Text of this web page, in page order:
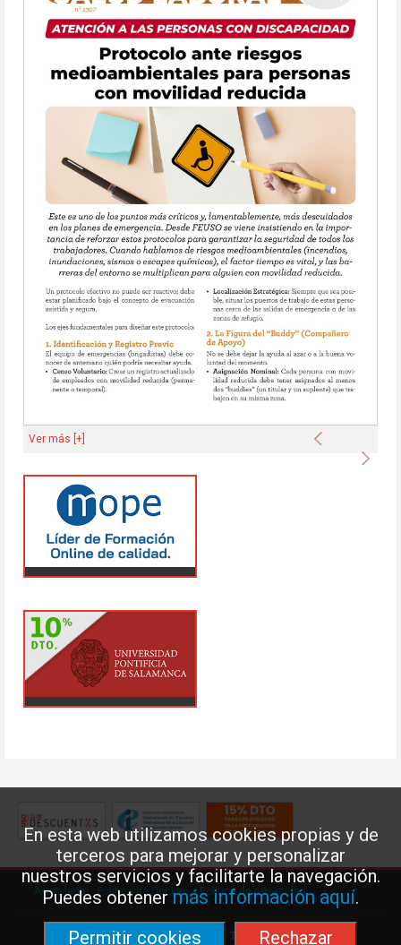
En esta web utilizamos cookies propias y de
terceros para mejorar y personalizar
nuestros servicios y facilitarte la navegación.
Puedes obtenermás información aquí.
Permitir cookies
Rechazar
Anterior
Ver más [+]
Aviso legal Política de Cookies· Política de privacidad
Federación de Enseñanza de USO · Teléfono: 91 577 41 13 ·